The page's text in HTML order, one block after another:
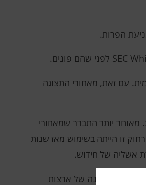
עם זאת, מאחורי התצוגה
מאוחר יותר התברר שמאחורי
זו הייתה בשימוש מאז שנות
הראשונה של ארצות